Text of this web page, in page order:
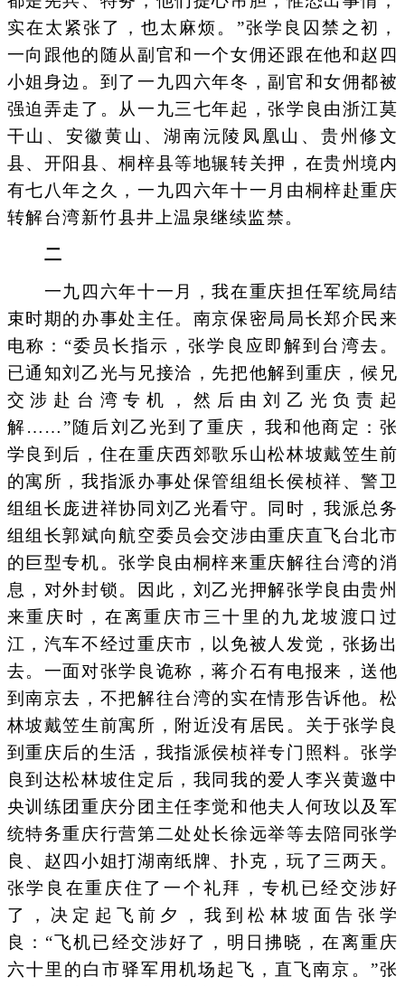
实在太紧张了，也太麻烦。”张学良囚禁之初，
一向跟他的随从副官和一个女佣还跟在他和赵四
小姐身边。到了一九四六年冬，副官和女佣都被
强迫弄走了。从一九三七年起，张学良由浙江莫
干山、安徽黄山、湖南沅陵凤凰山、贵州修文
县、开阳县、桐梓县等地辗转关押，在贵州境内
有七八年之久，一九四六年十一月由桐梓赴重庆
转解台湾新竹县井上温泉继续监禁。
二
一九四六年十一月，我在重庆担任军统局结
束时期的办事处主任。南京保密局局长郑介民来
电称：“委员长指示，张学良应即解到台湾去。
已通知刘乙光与兄接洽，先把他解到重庆，候兄
交涉赴台湾专机，然后由刘乙光负责起
解……”随后刘乙光到了重庆，我和他商定：张
学良到后，住在重庆西郊歌乐山松林坡戴笠生前
的寓所，我指派办事处保管组组长侯桢祥、警卫
组组长庞进祥协同刘乙光看守。同时，我派总务
组组长郭斌向航空委员会交涉由重庆直飞台北市
的巨型专机。张学良由桐梓来重庆解往台湾的消
息，对外封锁。因此，刘乙光押解张学良由贵州
来重庆时，在离重庆市三十里的九龙坡渡口过
江，汽车不经过重庆市，以免被人发觉，张扬出
去。一面对张学良诡称，蒋介石有电报来，送他
到南京去，不把解往台湾的实在情形告诉他。松
林坡戴笠生前寓所，附近没有居民。关于张学良
到重庆后的生活，我指派侯桢祥专门照料。张学
良到达松林坡住定后，我同我的爱人李兴黄邀中
央训练团重庆分团主任李觉和他夫人何玫以及军
统特务重庆行营第二处处长徐远举等去陪同张学
良、赵四小姐打湖南纸牌、扑克，玩了三两天。
张学良在重庆住了一个礼拜，专机已经交涉好
了，决定起飞前夕，我到松林坡面告张学
良：“飞机已经交涉好了，明日拂晓，在离重庆
六十里的白市驿军用机场起飞，直飞南京。”张